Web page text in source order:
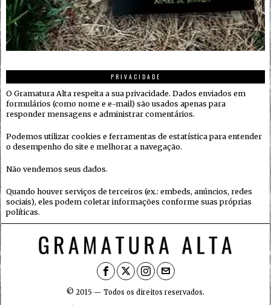
PRIVACIDADE
O Gramatura Alta respeita a sua privacidade. Dados enviados em
formulários (como nome e e-mail) são usados apenas para
responder mensagens e administrar comentários.
Podemos utilizar cookies e ferramentas de estatística para entender
o desempenho do site e melhorar a navegação.
Não vendemos seus dados.
Quando houver serviços de terceiros (ex.: embeds, anúncios, redes
sociais), eles podem coletar informações conforme suas próprias
políticas.
© 2015 — Todos os direitos reservados.